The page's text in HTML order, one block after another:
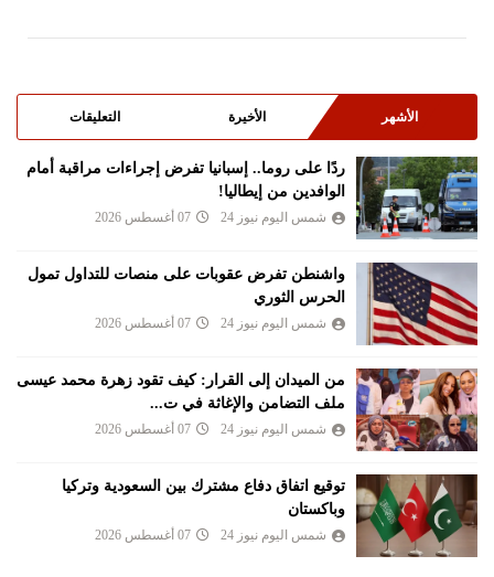
الأشهر الأخيرة التعليقات
ردًا على روما.. إسبانيا تفرض إجراءات مراقبة أمام
الوافدين من إيطاليا!
شمس اليوم نيوز 24 07 أغسطس 2026
واشنطن تفرض عقوبات على منصات للتداول تمول
الحرس الثوري
شمس اليوم نيوز 24 07 أغسطس 2026
من الميدان إلى القرار: كيف تقود زهرة محمد عيسى
ملف التضامن والإغاثة في ت...
شمس اليوم نيوز 24 07 أغسطس 2026
توقيع اتفاق دفاع مشترك بين السعودية وتركيا
وباكستان
شمس اليوم نيوز 24 07 أغسطس 2026